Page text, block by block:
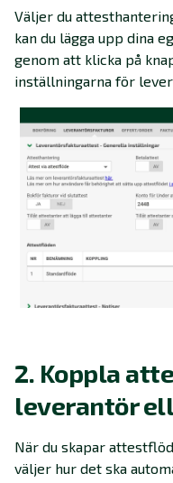
Väljer du
kan du lägga upp dina
genom att klicka på
inställningarna för
2. Koppla
leverantör
När du skapar
väljer hur det ska